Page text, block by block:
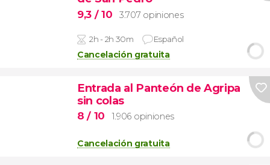
9,3 / 10 3.707 opiniones
2h - 2h 30m Español
Cancelación gratuita
Entrada al Panteón de Agripa
sin colas
8/ 10 1.906 opiniones
Cancelación gratuita